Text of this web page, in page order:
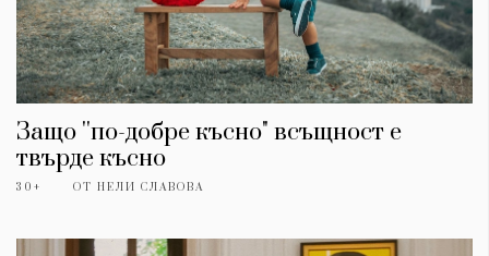
Защо ''по-добре късно" всъщност е
твърде късно
30+ ОТ НЕЛИ СЛАВОВА